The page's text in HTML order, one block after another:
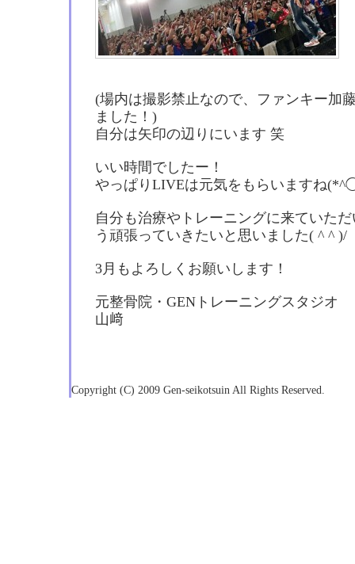
(場内は撮影禁止なので、ファンキー加
ました！)
自分は矢印の辺りにいます 笑
いい時間でしたー！
やっぱりLIVEは元気をもらいますね
自分も治療やトレーニングに来ていた
う頑張っていきたいと思いました( ^ ^ )/
3月もよろしくお願いします！
元整骨院・GENトレーニングスタジオ
山﨑
Copyright (C) 2009 Gen-seikotsuin All Rights Reserved.